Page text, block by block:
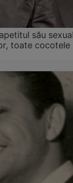
său
toate cocotele